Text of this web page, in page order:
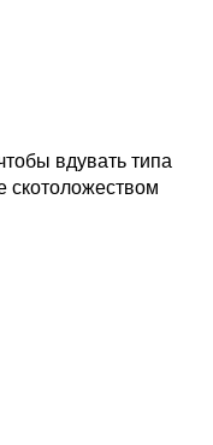
вдувать типа
скотоложеством